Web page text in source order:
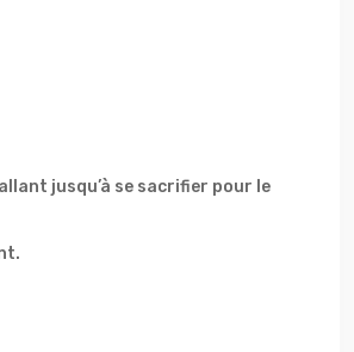
jusqu’à se sacrifier pour le